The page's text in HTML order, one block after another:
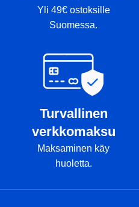
Yli 49€ ostoksille
Suomessa.
Turvallinen
verkkomaksu
Maksaminen käy
huoletta.